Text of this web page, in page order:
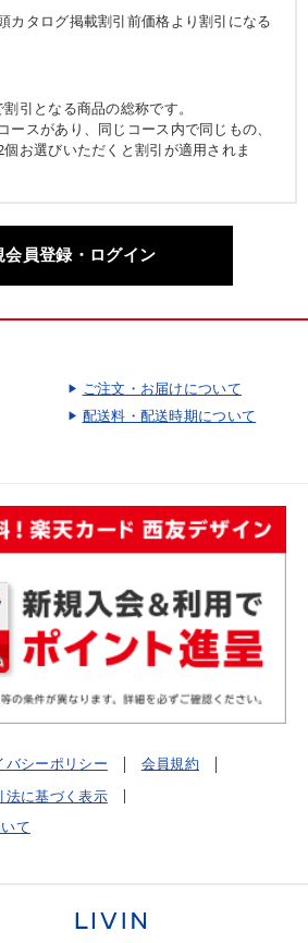
カタログ掲載割引前価格より割引になる
引となる商品の総称です。
ースがあり、同じコース内で同じもの、
お選びいただくと割引が適用されま
会員登録・ログイン
ご注文・お届けについて
配送料・配送時期について
バシーポリシー
会員規約
法に基づく表示
て